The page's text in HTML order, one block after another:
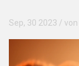
Sep, 30 2023 / von